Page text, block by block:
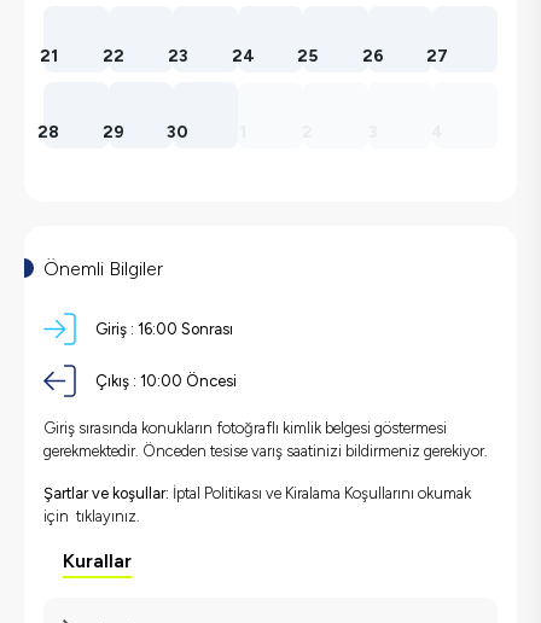
21 22 23 24 25 26 27
28 29 30
Önemli Bilgiler
Giriş : 16:00 Sonrası
Çıkış : 10:00 Öncesi
Giriş sırasında konukların fotoğraflı kimlik belgesi göstermesi
gerekmektedir. Önceden tesise varış saatinizi bildirmeniz gerekiyor.
Şartlar ve koşullar: İptal Politikası ve Kiralama Koşullarını okumak
için tıklayınız.
Kurallar